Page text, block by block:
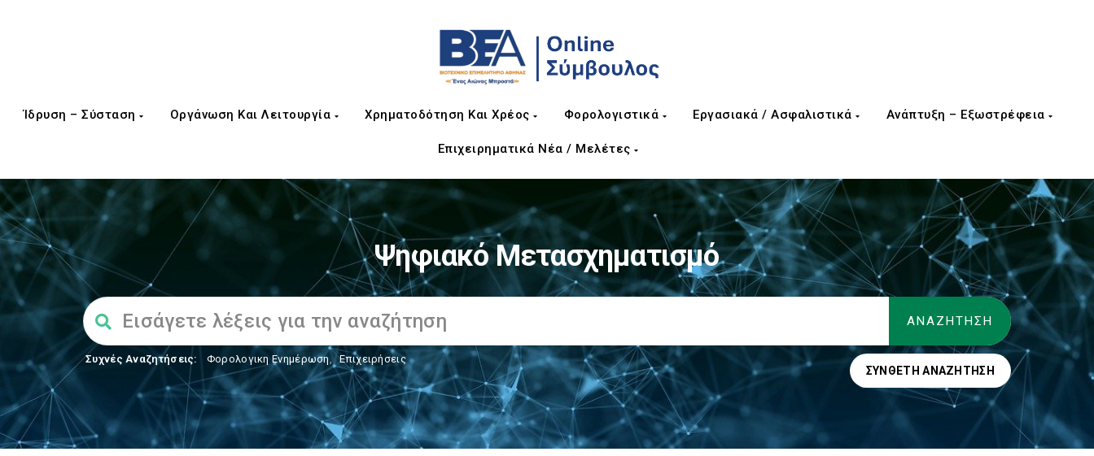
Ίδρυση – Σύσταση Οργάνωση Και Λειτουργία Χρηματοδότηση Και Χρέος Φορολογιστικά Εργασιακά / Ασφαλιστικά Ανάπτυξη – Εξωστρέφεια
Επιχειρηματικά Νέα / Μελέτες
Ψηφιακό Μετασχηματισμό
Συχνές Αναζητήσεις: Φορολογικη Ενημέρωση, Επιχειρήσεις
ΣΎΝΘΕΤΗ ΑΝΑΖΉΤΗΣΗ